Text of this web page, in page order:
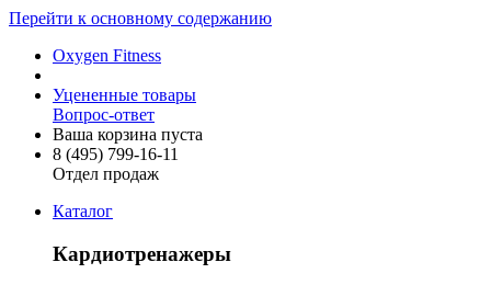
Перейти к основному содержанию
Oxygen Fitness
Уцененные товары
Вопрос-ответ
Ваша корзина пуста
8 (495) 799-16-11
Отдел продаж
Каталог
Кардиотренажеры